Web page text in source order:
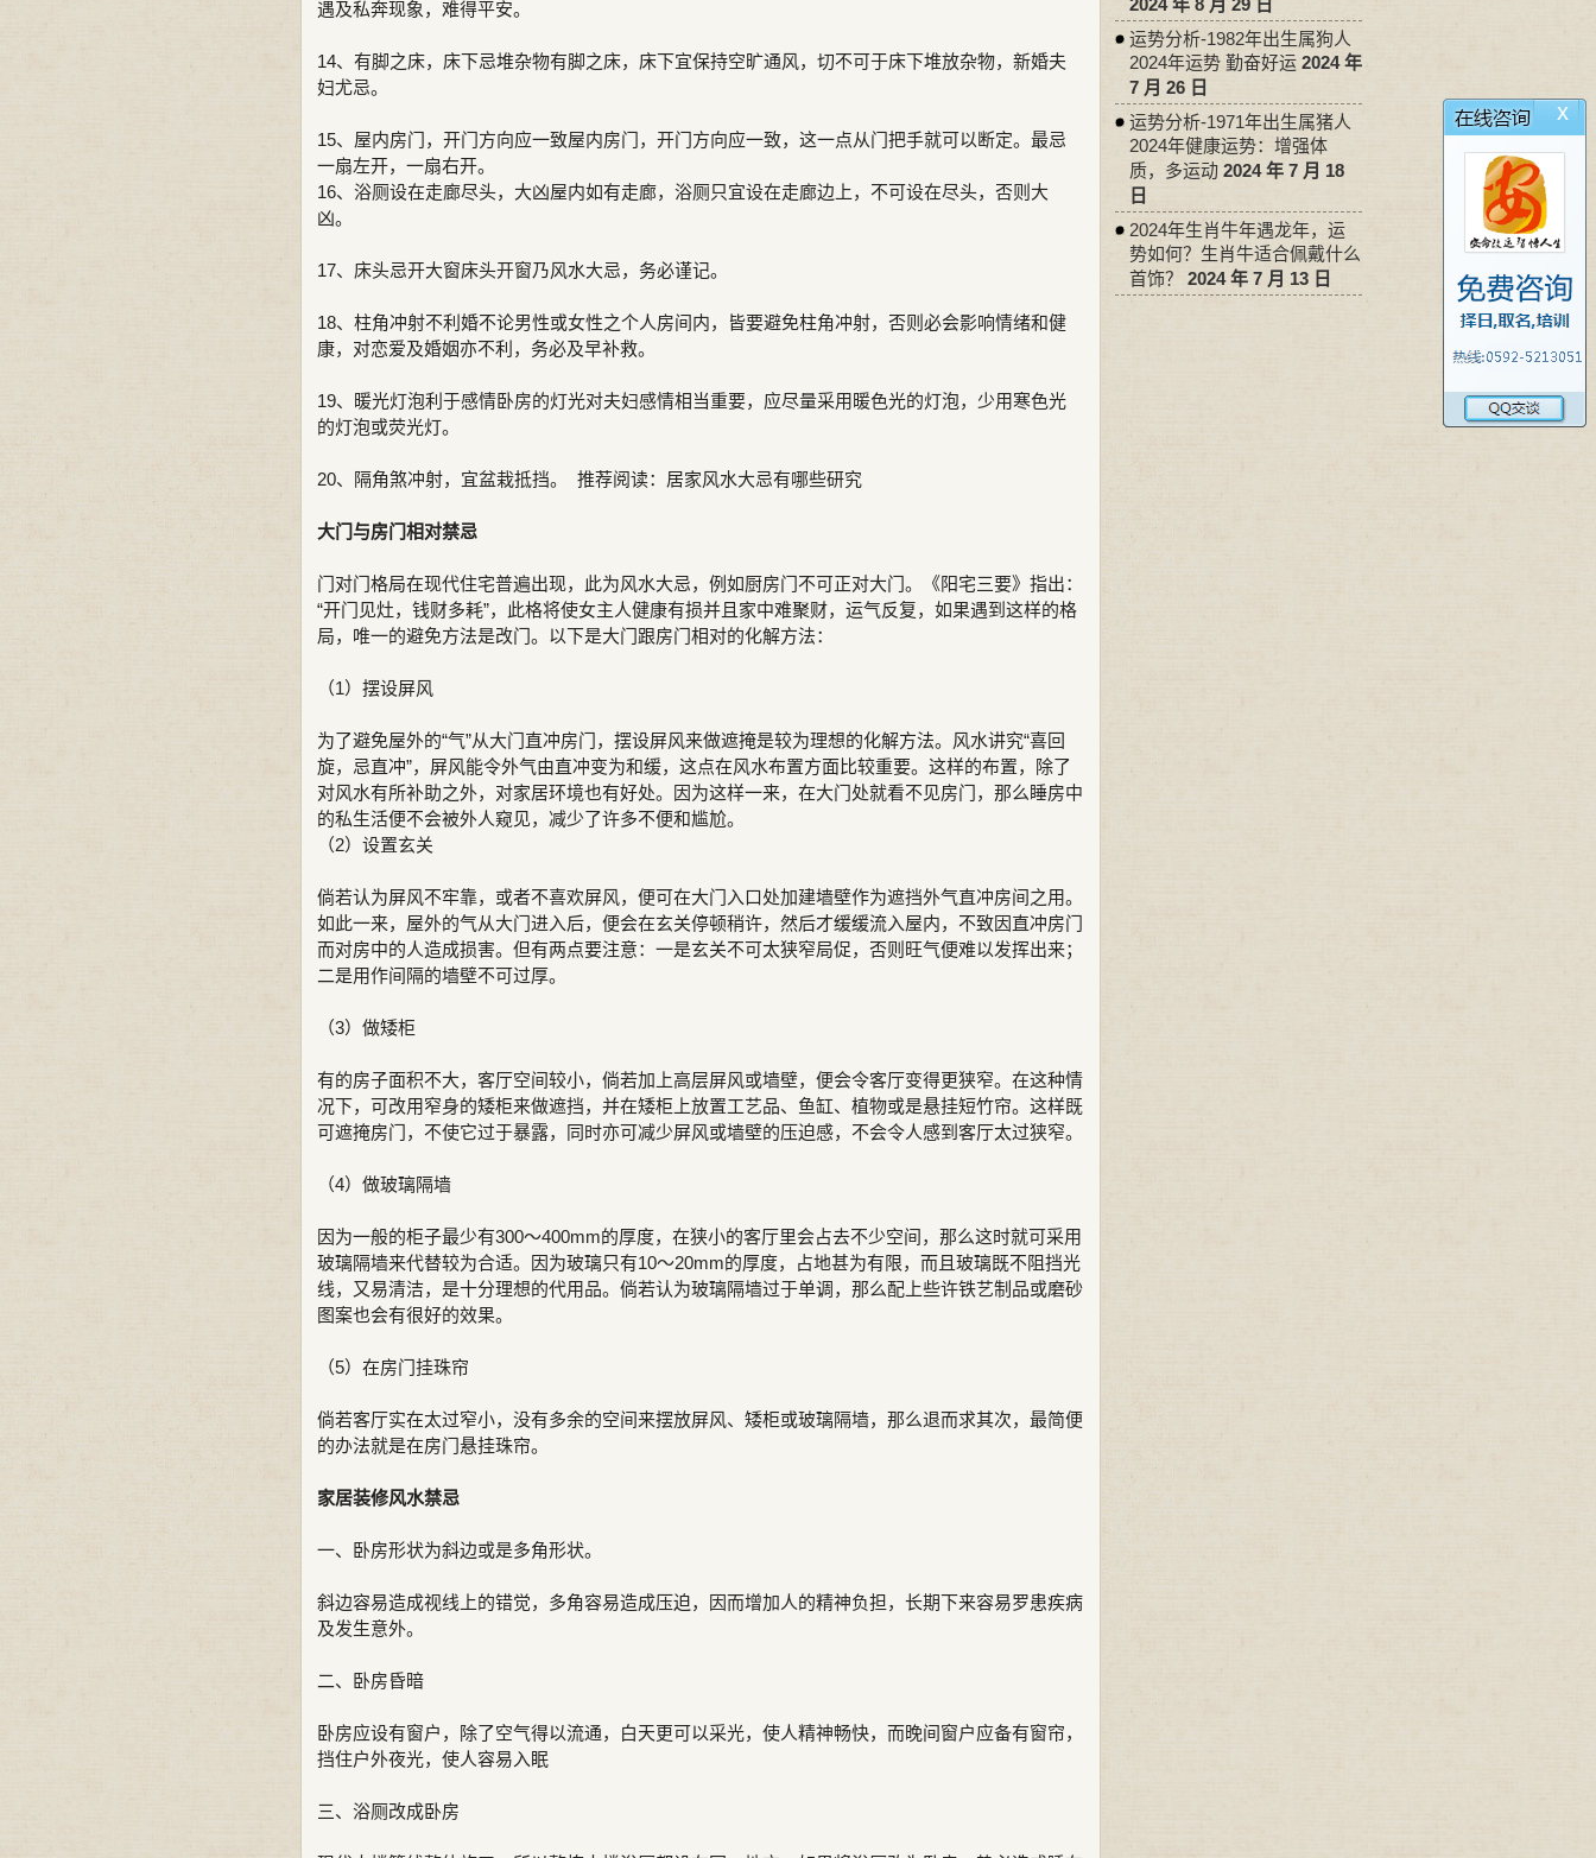
遇及私奔现象，难得平安。
14、有脚之床，床下忌堆杂物有脚之床，床下宜保持空旷通风，切不可于床下堆放杂物，新婚夫
妇尤忌。
15、屋内房门，开门方向应一致屋内房门，开门方向应一致，这一点从门把手就可以断定。最忌
一扇左开，一扇右开。
16、浴厕设在走廊尽头，大凶屋内如有走廊，浴厕只宜设在走廊边上，不可设在尽头，否则大
凶。
17、床头忌开大窗床头开窗乃风水大忌，务必谨记。
18、柱角冲射不利婚不论男性或女性之个人房间内，皆要避免柱角冲射，否则必会影响情绪和健
康，对恋爱及婚姻亦不利，务必及早补救。
19、暖光灯泡利于感情卧房的灯光对夫妇感情相当重要，应尽量采用暖色光的灯泡，少用寒色光
的灯泡或荧光灯。
20、隔角煞冲射，宜盆栽抵挡。 推荐阅读：居家风水大忌有哪些研究
大门与房门相对禁忌
门对门格局在现代住宅普遍出现，此为风水大忌，例如厨房门不可正对大门。《阳宅三要》指出：
“开门见灶，钱财多耗”，此格将使女主人健康有损并且家中难聚财，运气反复，如果遇到这样的格
局，唯一的避免方法是改门。以下是大门跟房门相对的化解方法：
（1）摆设屏风
为了避免屋外的“气”从大门直冲房门，摆设屏风来做遮掩是较为理想的化解方法。风水讲究“喜回
旋，忌直冲”，屏风能令外气由直冲变为和缓，这点在风水布置方面比较重要。这样的布置，除了
对风水有所补助之外，对家居环境也有好处。因为这样一来，在大门处就看不见房门，那么睡房中
的私生活便不会被外人窥见，减少了许多不便和尴尬。
（2）设置玄关
倘若认为屏风不牢靠，或者不喜欢屏风，便可在大门入口处加建墙壁作为遮挡外气直冲房间之用。
如此一来，屋外的气从大门进入后，便会在玄关停顿稍许，然后才缓缓流入屋内，不致因直冲房门
而对房中的人造成损害。但有两点要注意：一是玄关不可太狭窄局促，否则旺气便难以发挥出来；
二是用作间隔的墙壁不可过厚。
（3）做矮柜
有的房子面积不大，客厅空间较小，倘若加上高层屏风或墙壁，便会令客厅变得更狭窄。在这种情
况下，可改用窄身的矮柜来做遮挡，并在矮柜上放置工艺品、鱼缸、植物或是悬挂短竹帘。这样既
可遮掩房门，不使它过于暴露，同时亦可减少屏风或墙壁的压迫感，不会令人感到客厅太过狭窄。
（4）做玻璃隔墙
因为一般的柜子最少有300～400mm的厚度，在狭小的客厅里会占去不少空间，那么这时就可采用
玻璃隔墙来代替较为合适。因为玻璃只有10～20mm的厚度，占地甚为有限，而且玻璃既不阻挡光
线，又易清洁，是十分理想的代用品。倘若认为玻璃隔墙过于单调，那么配上些许铁艺制品或磨砂
图案也会有很好的效果。
（5）在房门挂珠帘
倘若客厅实在太过窄小，没有多余的空间来摆放屏风、矮柜或玻璃隔墙，那么退而求其次，最简便
的办法就是在房门悬挂珠帘。
家居装修风水禁忌
一、卧房形状为斜边或是多角形状。
斜边容易造成视线上的错觉，多角容易造成压迫，因而增加人的精神负担，长期下来容易罗患疾病
及发生意外。
二、卧房昏暗
卧房应设有窗户，除了空气得以流通，白天更可以采光，使人精神畅快，而晚间窗户应备有窗帘，
挡住户外夜光，使人容易入眠
三、浴厕改成卧房
2024 年 8 月 29 日
运势分析-1982年出生属狗人
2024年运势 勤奋好运 2024 年
7 月 26 日
运势分析-1971年出生属猪人
2024年健康运势：增强体
质，多运动 2024 年 7 月 18
日
2024年生肖牛年遇龙年，运
势如何？生肖牛适合佩戴什么
首饰？
2024 年 7 月 13 日
x